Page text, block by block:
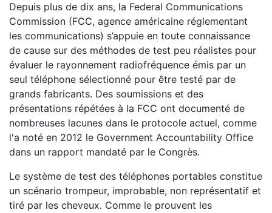
Depuis plus de dix ans, la Federal Communications
Commission (FCC, agence américaine réglementant
les communications) s’appuie en toute connaissance
de cause sur des méthodes de test peu réalistes pour
évaluer le rayonnement radiofréquence émis par un
seul téléphone sélectionné pour être testé par de
grands fabricants. Des soumissions et des
présentations répétées à la FCC ont documenté de
nombreuses lacunes dans le protocole actuel, comme
l'a noté en 2012 le Government Accountability Office
dans un rapport mandaté par le Congrès.
Le système de test des téléphones portables constitue
un scénario trompeur, improbable, non représentatif et
tiré par les cheveux. Comme le prouvent les